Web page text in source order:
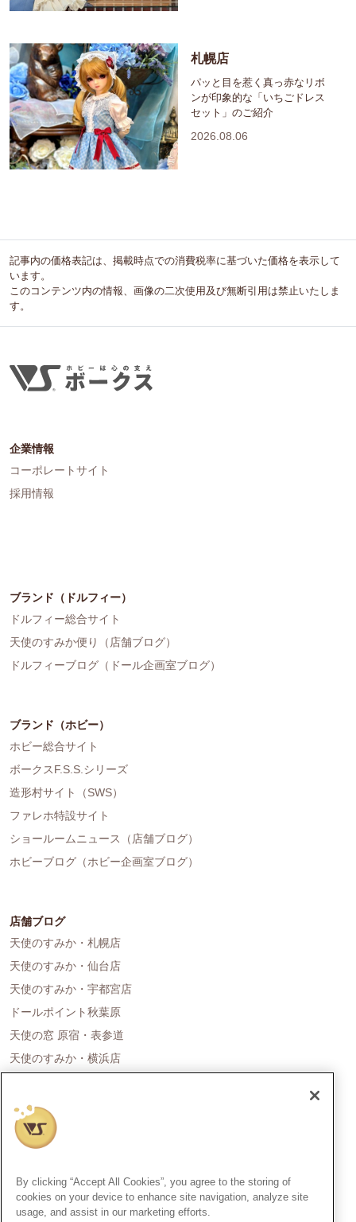
札幌店
パッと目を惹く真っ赤なリボ
ンが印象的な「いちごドレス
セット」のご紹介
2026.08.06
記事内の価格表記は、掲載時点での消費税率に基づいた価格を表示して
います。
このコンテンツ内の情報、画像の二次使用及び無断引用は禁止いたしま
す。
企業情報
コーポレートサイト
採用情報
ブランド（ドルフィー）
ドルフィー総合サイト
天使のすみか便り（店舗ブログ）
ドルフィーブログ（ドール企画室ブログ）
ブランド（ホビー）
ホビー総合サイト
ボークスF.S.S.シリーズ
造形村サイト（SWS）
ファレホ特設サイト
ショールームニュース（店舗ブログ）
ホビーブログ（ホビー企画室ブログ）
店舗ブログ
天使のすみか・札幌店
天使のすみか・仙台店
天使のすみか・宇都宮店
ドールポイント秋葉原
天使の窓 原宿・表参道
天使のすみか・横浜店
天使の里 霞中庵
ドールポイント大阪
天使のすみか・神戸店
天使のすみか・福岡店
By clicking “Accept All Cookies”, you agree to the storing of
cookies on your device to enhance site navigation, analyze site
usage, and assist in our marketing efforts.